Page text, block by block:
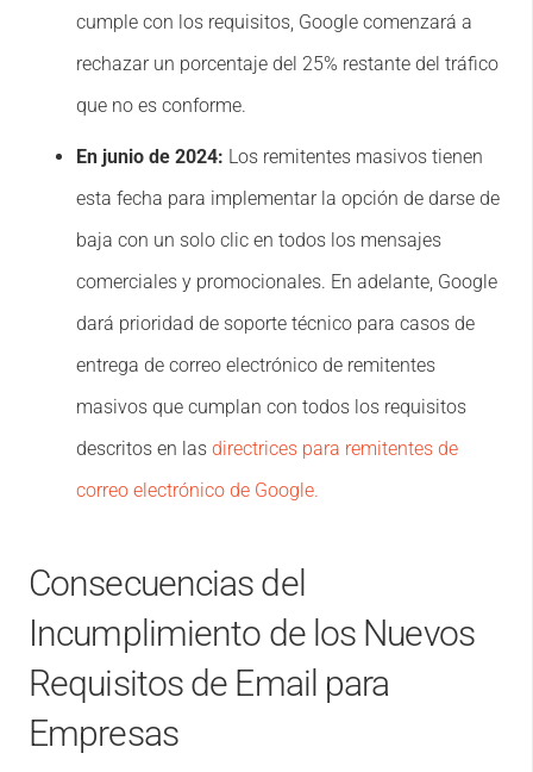
cumple con los requisitos, Google comenzará a
rechazar un porcentaje del 25% restante del tráfico
que no es conforme.
En junio de 2024: Los remitentes masivos tienen
esta fecha para implementar la opción de darse de
baja con un solo clic en todos los mensajes
comerciales y promocionales. En adelante, Google
dará prioridad de soporte técnico para casos de
entrega de correo electrónico de remitentes
masivos que cumplan con todos los requisitos
descritos en las directrices para remitentes de
correo electrónico de Google.
Consecuencias del
Incumplimiento de los Nuevos
Requisitos de Email para
Empresas